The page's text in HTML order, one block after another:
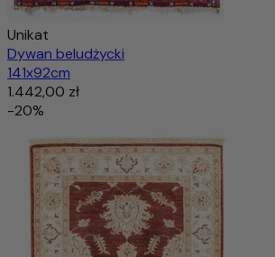
Unikat
Dywan beludżycki
141x92cm
1.442,00 zł
-20%